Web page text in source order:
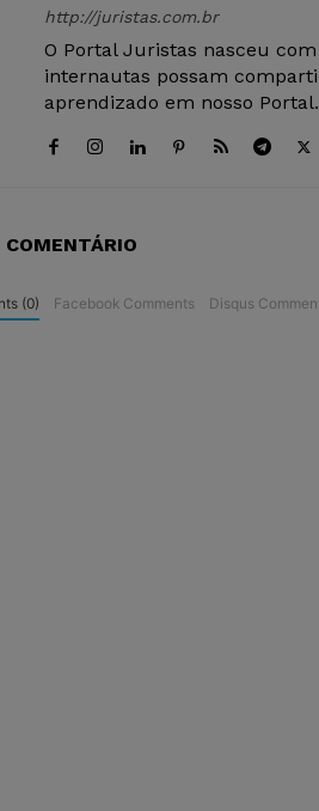
http://juristas.com.br
O Portal Juristas nasceu
internautas possam
aprendizado em nosso Portal.
(0) Facebook Comments Disqus